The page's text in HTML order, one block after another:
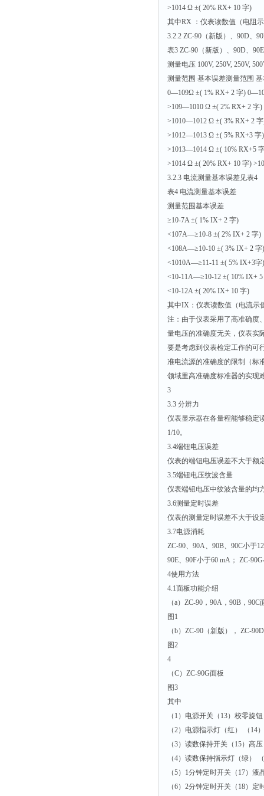
>1014 Ω ±( 20% RX+ 10 字)
其中RX ：仪表读数值（电阻
3.2.2 ZC-90（新版）、90D、
表3 ZC-90（新版）、90D、
测量电压 100V, 250V, 250V,
测量范围 基本误差测量范围
0—109Ω ±( 1% RX+ 2 字)
>109—1010 Ω ±( 2% RX+ 2 字
>1010—1012 Ω ±( 3% RX+ 2
>1012—1013 Ω ±( 5% RX+3
>1013—1014 Ω ±( 10% RX+5
>1014 Ω ±( 20% RX+ 10 字)
3.2.3 电流测量基本误差见表4
表4 电流测量基本误差
测量范围基本误差
≥10-7A ±( 1% IX+ 2 字)
<107A—≥10-8 ±( 2% IX+ 2 字)
<108A—≥10-10 ±( 3% IX+ 2 字)
<1010A—≥11-11 ±( 5% IX+3字)
<10-11A—≥10-12 ±( 10% IX+
<10-12A ±( 20% IX+ 10 字)
其中IX：仪表读数值（电流示
注：由于仪表采用了高准确度
量电压的准确度无关，仪表实
要是考虑到仪表检定工作的可
准电流源的准确度的限制（标
领域里高准确度标准器的实现
3
3.3 分辨力
仪表显示器在各量程能够稳定
1/10。
3.4端钮电压误差
仪表的端钮电压误差不大于额
3.5端钮电压纹波含量
仪表端钮电压中纹波含量的均
3.6测量定时误差
仪表的测量定时误差不大于设
3.7电源消耗
ZC-90、90A、90B、90C小于
90E、90F小于60 mA； ZC-
4使用方法
4.1面板功能介绍
（a）ZC-90，90A，90B，90C
图1
（b）ZC-90（新版）， ZC-
图2
4
（C）ZC-90G面板
图3
其中
（1）电源开关（13）校零旋钮
（2）电源指示灯（红） （14
（3）读数保持开关（15）高
（4）读数保持指示灯（绿）
（5）1分钟定时开关（17）液
（6）2分钟定时开关（18）定